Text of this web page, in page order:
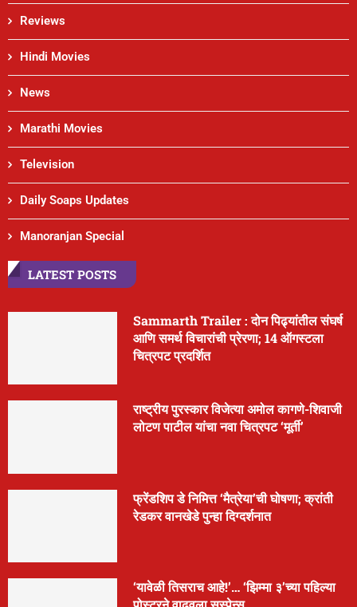
Reviews
Hindi Movies
News
Marathi Movies
Television
Daily Soaps Updates
Manoranjan Special
LATEST POSTS
Sammarth Trailer : दोन पिढ्यांतील संघर्ष
आणि समर्थ विचारांची प्रेरणा; 14 ऑगस्टला
चित्रपट प्रदर्शित
राष्ट्रीय पुरस्कार विजेत्या अमोल कागणे-शिवाजी
लोटण पाटील यांचा नवा चित्रपट ‘मूर्ती’
फ्रेंडशिप डे निमित्त ‘मैत्रेया’ची घोषणा; क्रांती
रेडकर वानखेडे पुन्हा दिग्दर्शनात
‘यावेळी तिसराच आहे!’… ‘झिम्मा ३’च्या पहिल्या